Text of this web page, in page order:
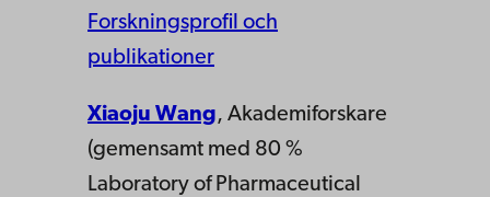
Forskningsprofil och
publikationer
Xiaoju Wang, Akademiforskare
(gemensamt med 80 %
Laboratory of Pharmaceutical